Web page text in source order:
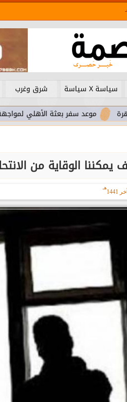
سياسة X سياسة شرق وغرب
سفر بعثة الأهلي لمواجهة برشلونة
يمكننا الوقاية من
هـ